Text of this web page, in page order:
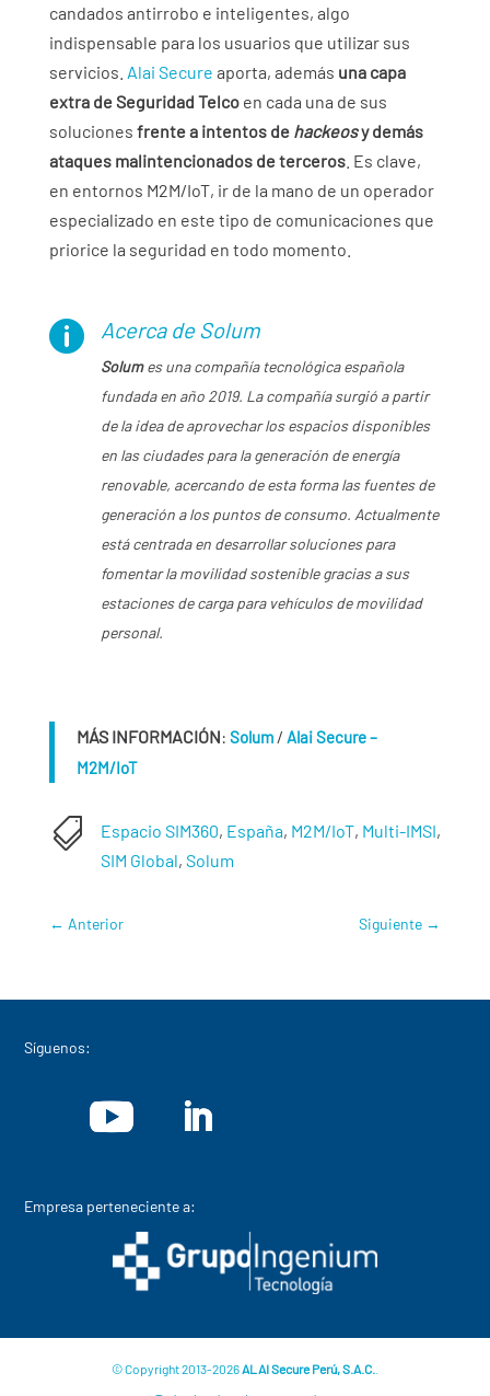
candados antirrobo e inteligentes, algo
indispensable para los usuarios que utilizar sus
servicios. Alai Secure aporta, además una capa
extra de Seguridad Telcoen cada una de sus
soluciones frente a intentos de hackeosy demás
ataques malintencionados de terceros. Es clave,
en entornos M2M/IoT, ir de la mano de un operador
especializado en este tipo de comunicaciones que
priorice la seguridad en todo momento.
 Acerca de Solum
Solumes una compañía tecnológica española
fundada en año 2019. La compañía surgió a partir
de la idea de aprovechar los espacios disponibles
en las ciudades para la generación de energía
renovable, acercando de esta forma las fuentes de
generación a los puntos de consumo. Actualmente
está centrada en desarrollar soluciones para
fomentar la movilidad sostenible gracias a sus
estaciones de carga para vehículos de movilidad
personal.
MÁS INFORMACIÓN: Solum/ Alai Secure –
M2M/IoT
 Espacio SIM360, España, M2M/IoT, Multi-IMSI,
SIM Global, Solum
← Anterior Siguiente →
Síguenos:
Empresa perteneciente a:
© Copyright 2013-2026ALAI Secure Perú, S.A.C.